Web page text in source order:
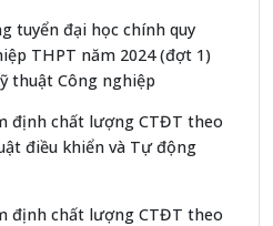
tuyển đại học chính quy
THPT năm 2024 (đợt 1)
thuật Công nghiệp
định chất lượng CTĐT theo
điều khiển và Tự động
định chất lượng CTĐT theo